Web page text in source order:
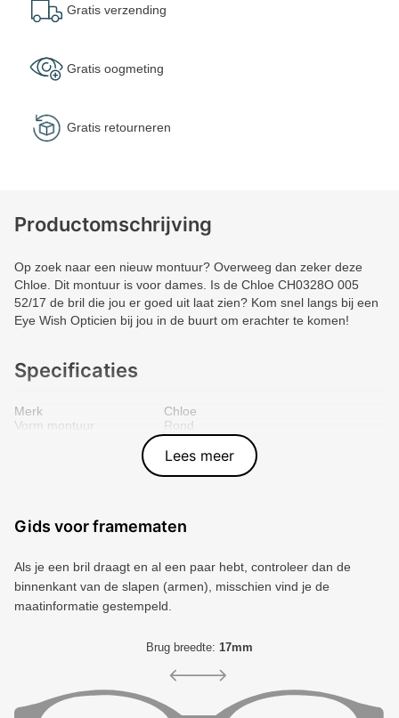
Gratis verzending
Gratis oogmeting
Gratis retourneren
Productomschrijving
Op zoek naar een nieuw montuur? Overweeg dan zeker deze
Chloe. Dit montuur is voor dames. Is de Chloe CH0328O 005
52/17 de bril die jou er goed uit laat zien? Kom snel langs bij een
Eye Wish Opticien bij jou in de buurt om erachter te komen!
Specificaties
Merk
Chloe
Vorm montuur
Rond
Goud
Plastic
8056376616996
Lees meer
Gids voor framematen
Als je een bril draagt ​​en al een paar hebt, controleer dan de
binnenkant van de slapen (armen), misschien vind je de
maatinformatie gestempeld.
Brug breedte: 17mm